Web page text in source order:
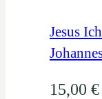
Jesus
15,00 €